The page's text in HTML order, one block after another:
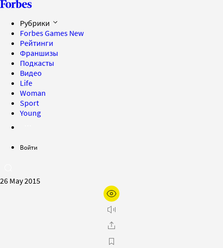
Рубрики
Forbes Games New
Рейтинги
Франшизы
Подкасты
Видео
Life
Woman
Sport
Young
Войти
26 May 2015